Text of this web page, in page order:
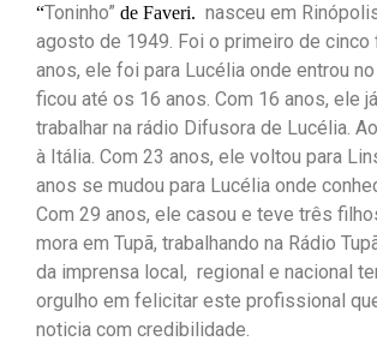
“Toninho” de Faveri. nasceu em
agosto de 1949. Foi o primeiro de cinco
anos, ele foi para Lucélia onde entrou
ficou até os 16 anos. Com 16 anos, ele
trabalhar na rádio Difusora de Lucélia.
à Itália. Com 23 anos, ele voltou para
anos se mudou para Lucélia onde
Com 29 anos, ele casou e teve três
mora em Tupã, trabalhando na Rádio
da imprensa local, regional e nacional
orgulho em felicitar este profissional
noticia com credibilidade.